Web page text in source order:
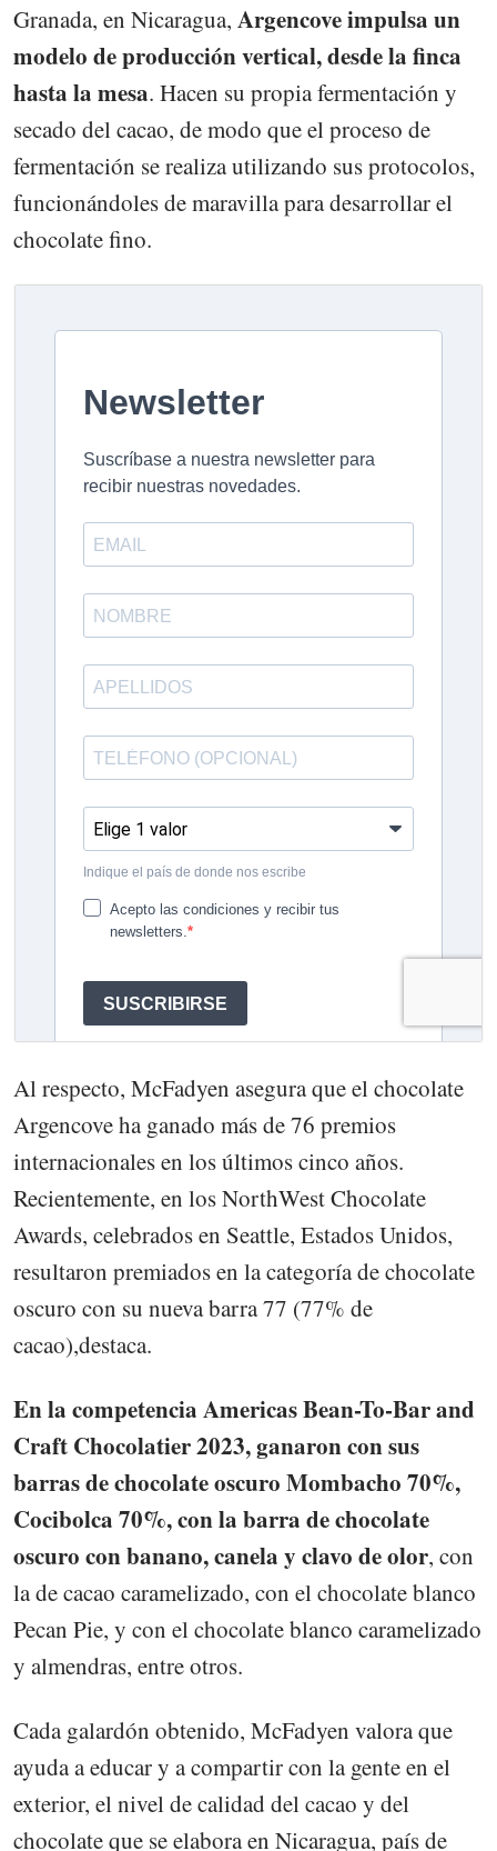
Granada, en Nicaragua, Argencove impulsa un
modelo de producción vertical, desde la finca
hasta la mesa. Hacen su propia fermentación y
secado del cacao, de modo que el proceso de
fermentación se realiza utilizando sus protocolos,
funcionándoles de maravilla para desarrollar el
chocolate fino.
Al respecto, McFadyen asegura que el chocolate
Argencove ha ganado más de 76 premios
internacionales en los últimos cinco años.
Recientemente, en los NorthWest Chocolate
Awards, celebrados en Seattle, Estados Unidos,
resultaron premiados en la categoría de chocolate
oscuro con su nueva barra 77 (77% de
cacao),destaca.
En la competencia Americas Bean-To-Bar and
Craft Chocolatier 2023, ganaron con sus
barras de chocolate oscuro Mombacho 70%,
Cocibolca 70%, con la barra de chocolate
oscuro con banano, canela y clavo de olor, con
la de cacao caramelizado, con el chocolate blanco
Pecan Pie, y con el chocolate blanco caramelizado
y almendras, entre otros.
Cada galardón obtenido, McFadyen valora que
ayuda a educar y a compartir con la gente en el
exterior, el nivel de calidad del cacao y del
chocolate que se elabora en Nicaragua, país de